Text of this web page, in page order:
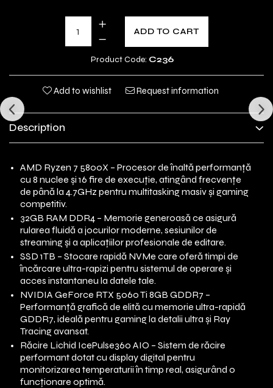
ADD TO CART
Product Code: C236
Add to wishlist Request information
Description
AMD Ryzen 7 5800X – Procesor de înaltă performanță
cu 8 nuclee și 16 fire de execuție, atingând frecvențe
de până la 4.7GHz pentru multitasking masiv și gaming
competitiv.
32GB RAM DDR4 – Memorie generoasă ce asigură
rularea fluidă a jocurilor moderne, sesiunilor de
streaming și a aplicațiilor profesionale de editare.
SSD 1TB – Stocare rapidă NVMe care oferă timpi de
încărcare ultra-rapizi pentru sistemul de operare și
acces instantaneu la datele tale.
NVIDIA GeForce RTX 5060 Ti 8GB GDDR7 –
Performanță grafică de elită cu memorie ultra-rapidă
GDDR7, ideală pentru gaming la detalii ultra și Ray
Tracing avansat.
Răcire Lichid IcePulse360 AIO – Sistem de răcire
performant dotat cu display digital pentru
monitorizarea temperaturii în timp real, asigurând o
funcționare optimă.